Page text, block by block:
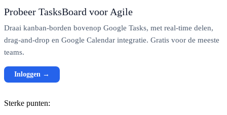
Probeer TasksBoard voor Agile
Draai kanban-borden bovenop Google Tasks, met real-time delen,
drag-and-drop en Google Calendar integratie. Gratis voor de meeste
teams.
Inloggen →
Sterke punten: